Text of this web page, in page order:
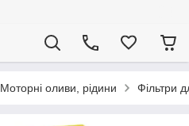
Моторні оливи, рідини Фільтри